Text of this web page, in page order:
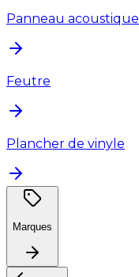
Panneau acoustique
Feutre
Plancher de vinyle
Marques